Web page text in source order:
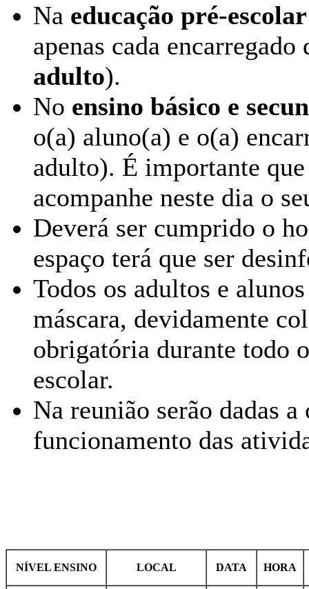
Na educação pré-
apenas cada
adulto).
No ensino básico e
o(a) aluno(a) e o(a)
adulto). É importante
acompanhe neste dia o
Deverá ser cumprido o
espaço terá que ser
Todos os adultos e
máscara, devidamente
obrigatória durante todo
escolar.
Na reunião serão dadas a
funcionamento das
NÍVEL ENSINO LOCAL DATA HORA